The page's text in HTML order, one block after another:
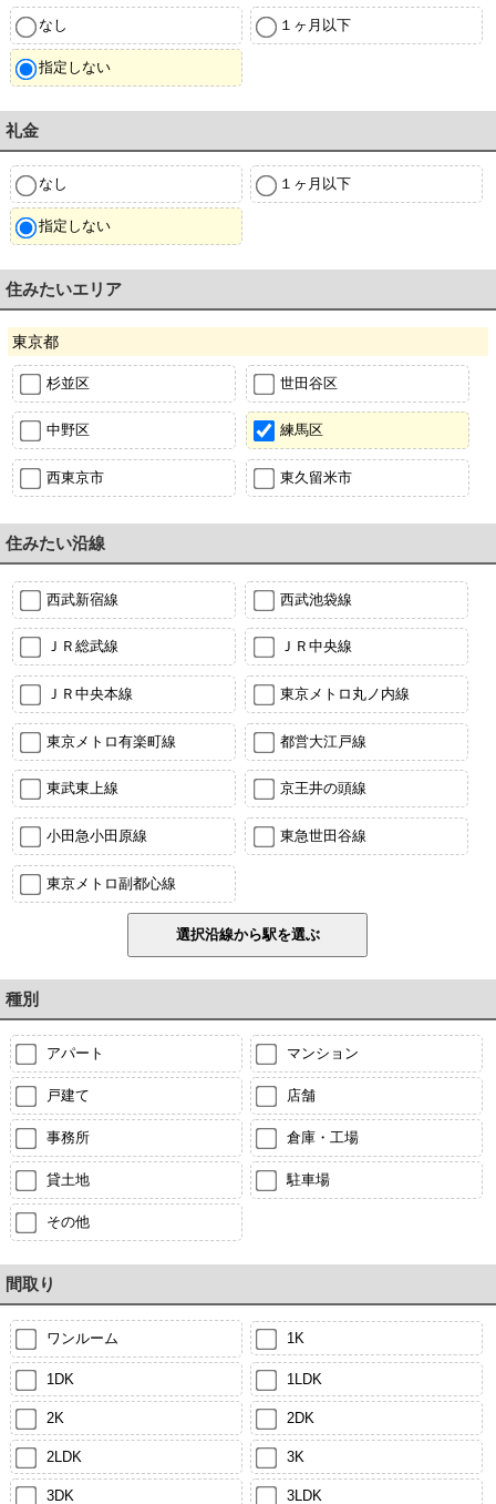
なし １ヶ月以下
指定しない
礼金
なし １ヶ月以下
指定しない
住みたいエリア
東京都
杉並区 世田谷区
中野区 練馬区
西東京市 東久留米市
住みたい沿線
西武新宿線 西武池袋線
ＪＲ総武線 ＪＲ中央線
ＪＲ中央本線 東京メトロ丸ノ内線
東京メトロ有楽町線 都営大江戸線
東武東上線 京王井の頭線
小田急小田原線 東急世田谷線
東京メトロ副都心線
種別
アパート マンション
戸建て 店舗
事務所 倉庫・工場
貸土地 駐車場
その他
間取り
ワンルーム 1K
1DK 1LDK
2K 2DK
2LDK 3K
3DK 3LDK